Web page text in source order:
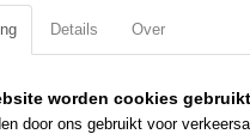
van een gekartelde rand.
Details Over
worden cookies gebruikt
door ons gebruikt voor